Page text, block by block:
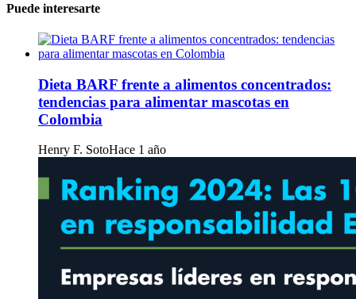
Puede interesarte
Dieta BARF frente a alimentos concentrados:
tendencias para alimentar mascotas en
Colombia
Henry F. SotoHace 1 año